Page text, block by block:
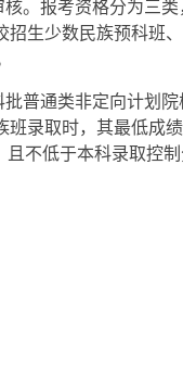
。报考资格分为三
生少数民族预科班
普通类非定向计划
录取时，其最低成
不低于本科录取控